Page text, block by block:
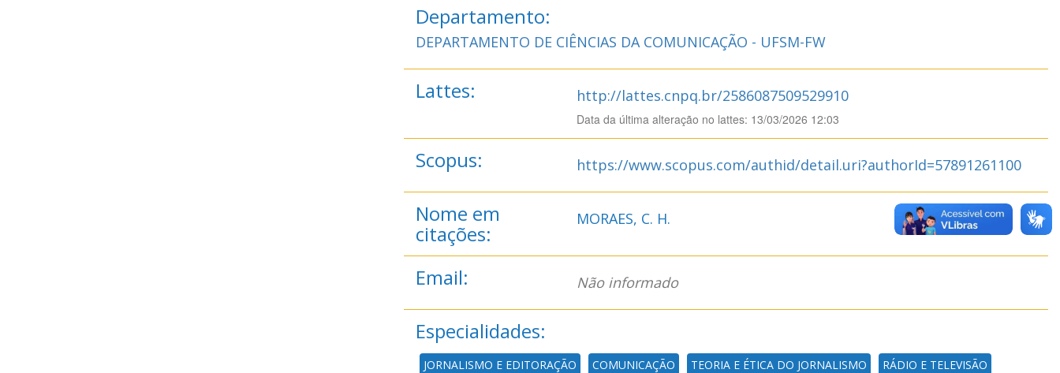
Departamento:
DEPARTAMENTO DE CIÊNCIAS DA COMUNICAÇÃO - UFSM-FW
Lattes: http://lattes.cnpq.br/2586087509529910
Data da última alteração no lattes: 13/03/2026 12:03
Scopus: https://www.scopus.com/authid/detail.uri?authorId=57891261100
Nome em
citações:
MORAES, C. H.
Email: Não informado
Especialidades:
JORNALISMO E EDITORAÇÃO COMUNICAÇÃO TEORIA E ÉTICA DO JORNALISMO RÁDIO E TELEVISÃO